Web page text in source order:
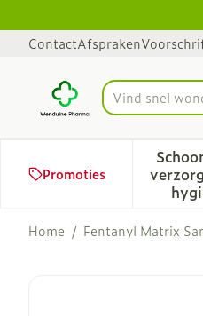
ContactAfspraken
Product,
Vind
Promoties
Home / Fentanyl Matrix
Fentanyl